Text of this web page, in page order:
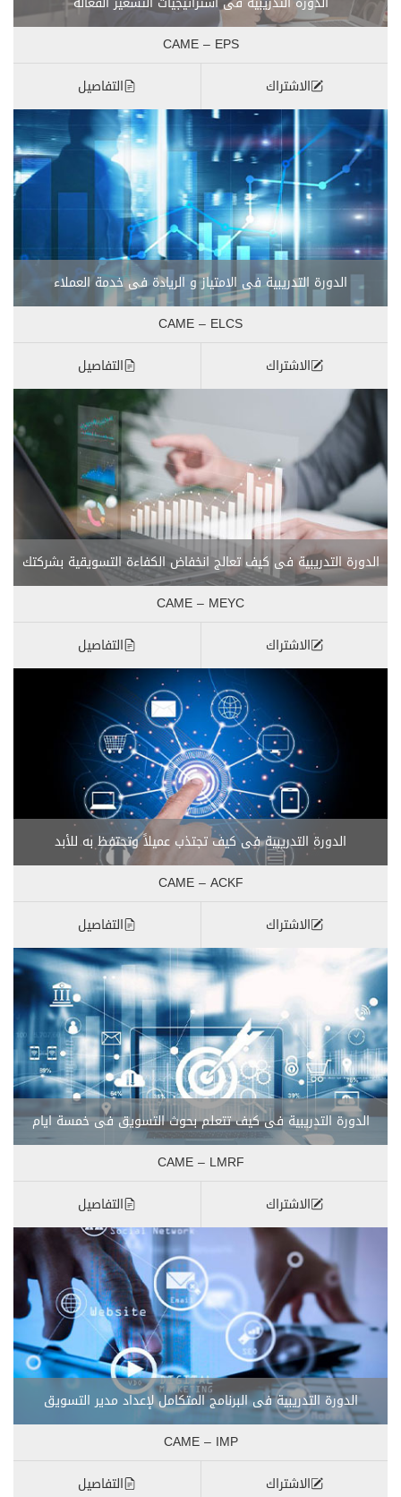
CAME – EPS
الاشتراك
التفاصيل
الدورة التدريبية فى الامتياز و الريادة فى خدمة العملاء
CAME – ELCS
الاشتراك
التفاصيل
الدورة التدريبية فى كيف تعالج انخفاض الكفاءة التسويقية بشركتك
CAME – MEYC
الاشتراك
التفاصيل
الدورة التدريبية فى كيف تجتذب عميلاً وتحتفظ به للأبد
CAME – ACKF
الاشتراك
التفاصيل
الدورة التدريبية فى كيف تتعلم بحوث التسويق فى خمسة ايام
CAME – LMRF
الاشتراك
التفاصيل
الدورة التدريبية فى البرنامج المتكامل لإعداد مدير التسويق
CAME – IMP
الاشتراك
التفاصيل